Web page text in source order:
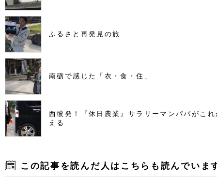
ふるさと再発見の旅
南砺で感じた「衣・食・住」
西彼発！『休日農業』サラリーマンパパがこ
える
この記事を読んだ人はこちらも読んでいま